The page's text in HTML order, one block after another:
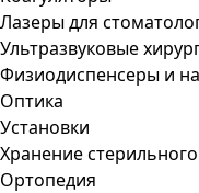
Лазеры для
Ультразвуковые
Физиодиспенсеры и
Оптика
Установки
Хранение
Ортопедия